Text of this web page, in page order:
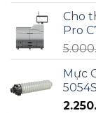
Cho
Pro
Mực